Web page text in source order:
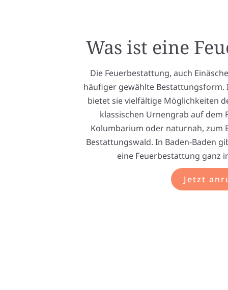
Was ist eine
Die Feuerbestattung, auch
häufiger gewählte
bietet sie vielfältige Möglichkeiten
klassischen Urnengrab auf dem
Kolumbarium oder naturnah, zum
Bestattungswald. In Baden-Baden
eine Feuerbestattung ganz
Jetzt